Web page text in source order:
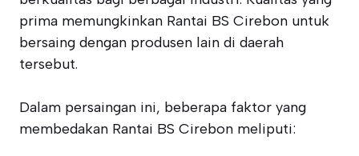
prima memungkinkan Rantai BS Cirebon untuk
bersaing dengan produsen lain di daerah
tersebut.
Dalam persaingan ini, beberapa faktor yang
membedakan Rantai BS Cirebon meliputi: